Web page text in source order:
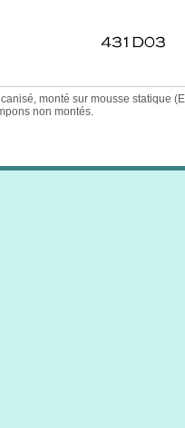
monté sur mousse statique
non montés.